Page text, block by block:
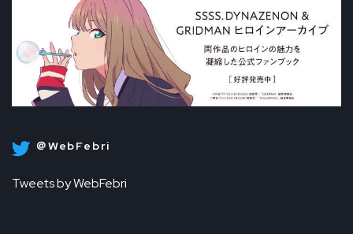
＠WebFebri
Tweets by WebFebri